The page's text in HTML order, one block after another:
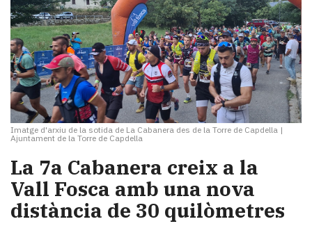
Imatge d'arxiu de la sotida de La Cabanera des de la Torre de Capdella |
Ajuntament de la Torre de Capdella
La 7a Cabanera creix a la
Vall Fosca amb una nova
distància de 30 quilòmetres